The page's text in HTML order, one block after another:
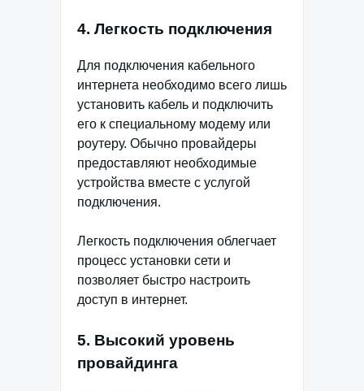
4. Легкость подключения
Для подключения кабельного
интернета необходимо всего лишь
установить кабель и подключить
его к специальному модему или
роутеру. Обычно провайдеры
предоставляют необходимые
устройства вместе с услугой
подключения.
Легкость подключения облегчает
процесс установки сети и
позволяет быстро настроить
доступ в интернет.
5. Высокий уровень
провайдинга